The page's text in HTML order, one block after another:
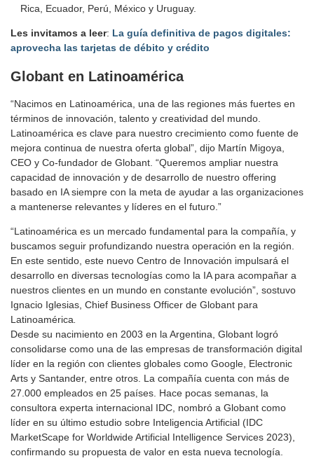
Rica, Ecuador, Perú, México y Uruguay.
Les invitamos a leer: La guía definitiva de pagos digitales:
aprovecha las tarjetas de débito y crédito
Globant en Latinoamérica
“Nacimos en Latinoamérica, una de las regiones más fuertes en
términos de innovación, talento y creatividad del mundo.
Latinoamérica es clave para nuestro crecimiento como fuente de
mejora continua de nuestra oferta global”, dijo Martín Migoya,
CEO y Co-fundador de Globant. “Queremos ampliar nuestra
capacidad de innovación y de desarrollo de nuestro offering
basado en IA siempre con la meta de ayudar a las organizaciones
a mantenerse relevantes y líderes en el futuro.”
“Latinoamérica es un mercado fundamental para la compañía, y
buscamos seguir profundizando nuestra operación en la región.
En este sentido, este nuevo Centro de Innovación impulsará el
desarrollo en diversas tecnologías como la IA para acompañar a
nuestros clientes en un mundo en constante evolución”, sostuvo
Ignacio Iglesias, Chief Business Officer de Globant para
Latinoamérica
Desde su nacimiento en 2003 en la Argentina, Globant logró
consolidarse como una de las empresas de transformación digital
líder en la región con clientes globales como Google, Electronic
Arts y Santander, entre otros. La compañía cuenta con más de
27.000 empleados en 25 países. Hace pocas semanas, la
consultora experta internacional IDC, nombró a Globant como
líder en su último estudio sobre Inteligencia Artificial (IDC
MarketScape for Worldwide Artificial Intelligence Services 2023),
confirmando su propuesta de valor en esta nueva tecnología.